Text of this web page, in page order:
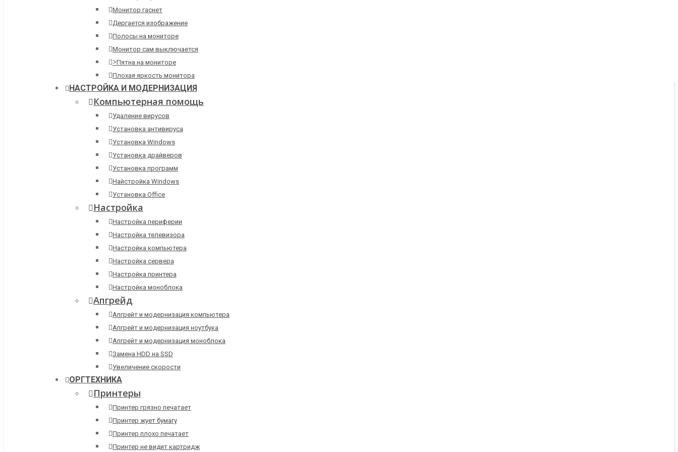
Монитор гаснет
Дергается изображение
Полосы на мониторе
Монитор сам выключается
>Пятна на мониторе
Плохая яркость монитора
НАСТРОЙКА И МОДЕРНИЗАЦИЯ
Компьютерная помощь
Удаление вирусов
Установка антивируса
Установка Windows
Установка драйверов
Установка программ
Найстройка Windows
Установка Office
Настройка
Настройка периферии
Настройка телевизора
Настройка компьютера
Настройка сервера
Настройка принтера
Настройка моноблока
Апгрейд
Апгрейт и модернизация компьютера
Апгрейт и модернизация ноутбука
Апгрейт и модернизация моноблока
Замена HDD на SSD
Увеличение скорости
ОРГТЕХНИКА
Принтеры
Принтер грязно печатает
Принтер жует бумагу
Принтер плохо печатает
Принтер не видит картридж